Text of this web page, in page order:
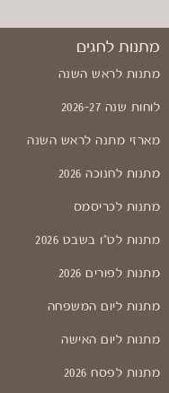
מתנות לחגים
מתנות לראש השנה
לוחות שנה 2026-27
מארזי מתנה לראש השנה
מתנות לחנוכה 2026
מתנות לכריסמס
מתנות לט"ו בשבט 2026
מתנות לפורים 2026
מתנות ליום המשפחה
מתנות ליום האישה
מתנות לפסח 2026